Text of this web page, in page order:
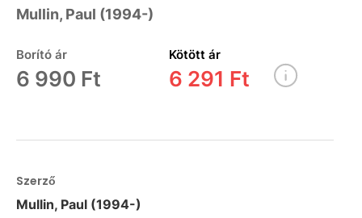
Mullin, Paul (1994-)
Borító ár
6 990 Ft
Kötött ár
6 291 Ft
Szerző
Mullin, Paul (1994-)